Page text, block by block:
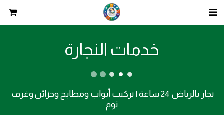
خدمات النجارة
نوم